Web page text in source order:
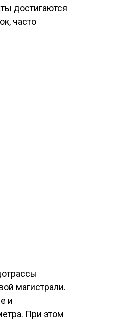
достигаются
часто
магистрали.
и
При этом